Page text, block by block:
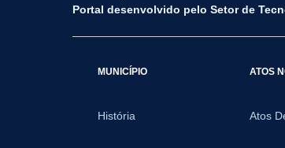
Portal desenvolvido pelo Setor de
MUNICÍPIO
História
ATOS
Atos